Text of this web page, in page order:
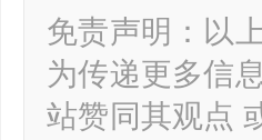
免责声明：以
为传递更多信
站赞同其观点